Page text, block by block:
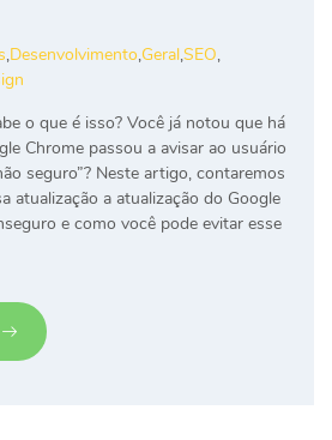
,Desenvolvimento,Geral,SEO,
o que é isso? Você já notou que há
Chrome passou a avisar ao usuário
seguro”? Neste artigo, contaremos
atualização a atualização do Google
e como você pode evitar esse